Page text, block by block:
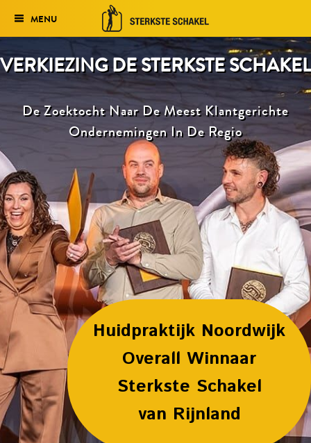
Wie verdient het volgens jou
om genomineerd te worden?
Nieuws
MENU
VERKIEZING DE STERKSTE SCHAKEL
De Zoektocht Naar De Meest Klantgerichte
Ondernemingen In De Regio
Huidpraktijk Noordwijk
Overall Winnaar
Sterkste Schakel
van Rijnland